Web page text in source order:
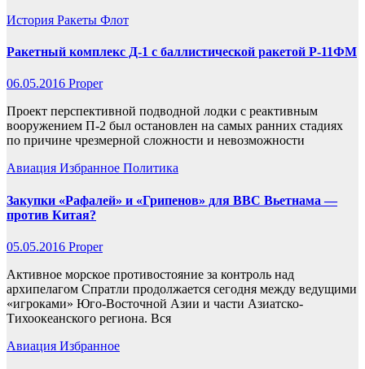
История Ракеты Флот
Ракетный комплекс Д-1 с баллистической ракетой Р-11ФМ
06.05.2016 Proper
Проект перспективной подводной лодки с реактивным
вооружением П-2 был остановлен на самых ранних стадиях
по причине чрезмерной сложности и невозможности
Авиация Избранное Политика
Закупки «Рафалей» и «Грипенов» для ВВС Вьетнама —
против Китая?
05.05.2016 Proper
Активное морское противостояние за контроль над
архипелагом Спратли продолжается сегодня между ведущими
«игроками» Юго-Восточной Азии и части Азиатско-
Тихоокеанского региона. Вся
Авиация Избранное